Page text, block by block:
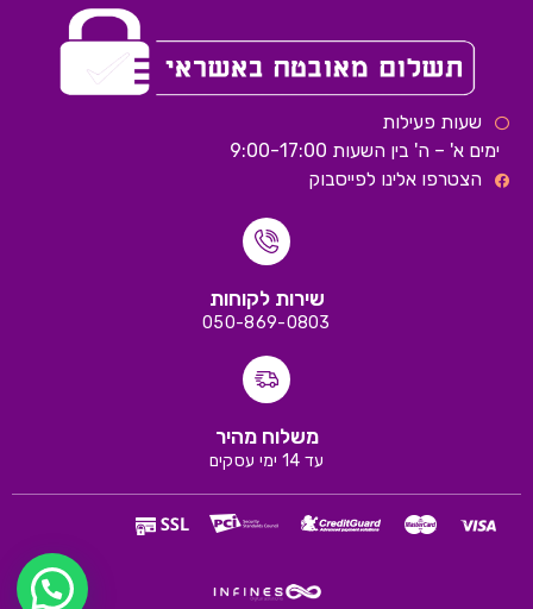
שעות פעילות
ימים א' – ה' בין השעות 9:00-17:00
הצטרפו אלינו לפייסבוק
שירות לקוחות
050-869-0803
משלוח מהיר
עד 14 ימי עסקים